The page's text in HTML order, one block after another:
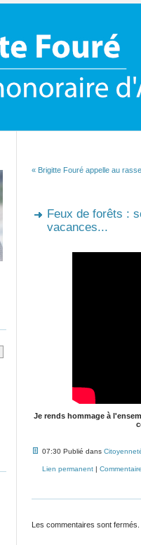
« Brigitte Fouré appelle au
Feux de forêts :
vacances...
Je rends hommage à
07:30 Publié dans
Lien permanent|
Les commentaires sont fermés.